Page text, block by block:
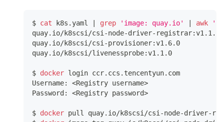
$ cat k8s.yaml grep 'image: quay.io' awk
quay.io/k8scsi/csi-node-driver-registrar:v1.1.0
quay.io/k8scsi/csi-provisioner:v1.6.0
quay.io/k8scsi/livenessprobe:v1.1.0
$ docker login ccr.ccs.tencentyun.com
Username: <Registry username>
Password: <Registry password>
$ docker pull quay.io/k8scsi/csi-node-driver-